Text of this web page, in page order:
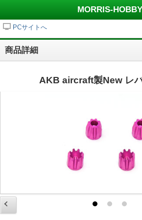
MORRIS-HOBBY
PCサイトへ
商品詳細
AKB aircraft製New レ